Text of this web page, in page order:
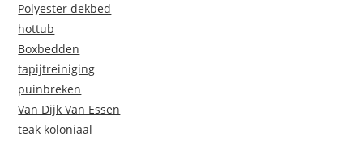
Polyester dekbed
hottub
Boxbedden
tapijtreiniging
puinbreken
Van Dijk Van Essen
teak koloniaal